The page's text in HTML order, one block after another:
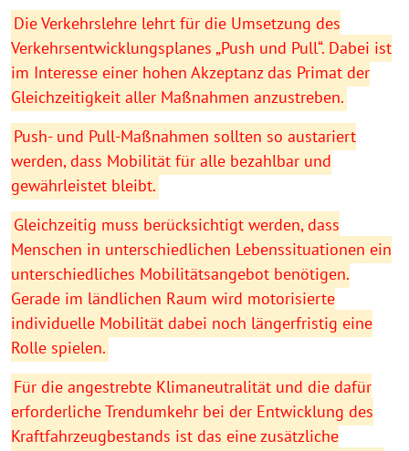
Die Verkehrslehre lehrt für die Umsetzung des
Verkehrsentwicklungsplanes „Push und Pull“. Dabei ist
im Interesse einer hohen Akzeptanz das Primat der
Gleichzeitigkeit aller Maßnahmen anzustreben.
Push- und Pull-Maßnahmen sollten so austariert
werden, dass Mobilität für alle bezahlbar und
gewährleistet bleibt.
Gleichzeitig muss berücksichtigt werden, dass
Menschen in unterschiedlichen Lebenssituationen ein
unterschiedliches Mobilitätsangebot benötigen.
Gerade im ländlichen Raum wird motorisierte
individuelle Mobilität dabei noch längerfristig eine
Rolle spielen.
Für die angestrebte Klimaneutralität und die dafür
erforderliche Trendumkehr bei der Entwicklung des
Kraftfahrzeugbestands ist das eine zusätzliche